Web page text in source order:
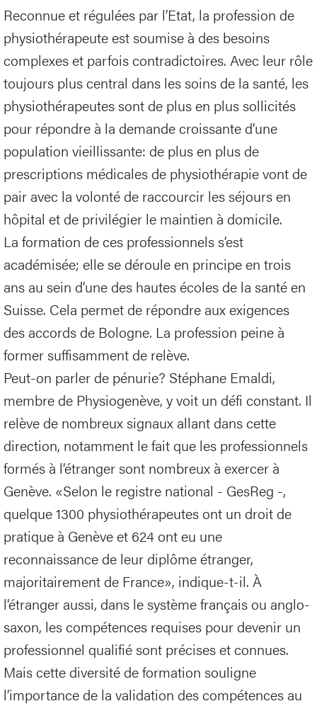
Reconnue et régulées par l’Etat, la profession de
physiothérapeute est soumise à des besoins
complexes et parfois contradictoires. Avec leur rôle
toujours plus central dans les soins de la santé, les
physiothérapeutes sont de plus en plus sollicités
pour répondre à la demande croissante d’une
population vieillissante: de plus en plus de
prescriptions médicales de physiothérapie vont de
pair avec la volonté de raccourcir les séjours en
hôpital et de privilégier le maintien à domicile.
La formation de ces professionnels s’est
académisée; elle se déroule en principe en trois
ans au sein d’une des hautes écoles de la santé en
Suisse. Cela permet de répondre aux exigences
des accords de Bologne. La profession peine à
former suffisamment de relève.
Peut-on parler de pénurie? Stéphane Emaldi,
membre de Physiogenève, y voit un défi constant. Il
relève de nombreux signaux allant dans cette
direction, notamment le fait que les professionnels
formés à l’étranger sont nombreux à exercer à
Genève. «Selon le registre national - GesReg -,
quelque 1300 physiothérapeutes ont un droit de
pratique à Genève et 624 ont eu une
reconnaissance de leur diplôme étranger,
majoritairement de France», indique-t-il. À
l’étranger aussi, dans le système français ou anglo-
saxon, les compétences requises pour devenir un
professionnel qualifié sont précises et connues.
Mais cette diversité de formation souligne
l’importance de la validation des compétences au